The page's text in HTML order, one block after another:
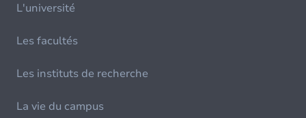
L'université
Les facultés
Les instituts de recherche
La vie du campus